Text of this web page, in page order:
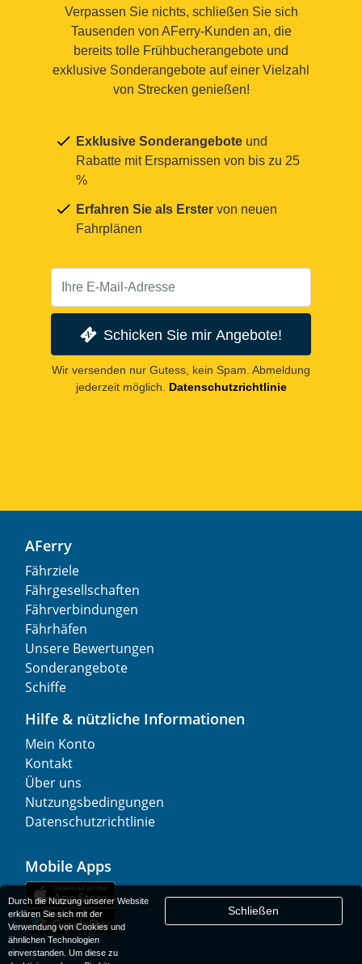
Verpassen Sie nichts, schließen Sie sich
Tausenden von AFerry-Kunden an, die
bereits tolle Frühbucherangebote und
exklusive Sonderangebote auf einer Vielzahl
von Strecken genießen!
Exklusive Sonderangebote und
Rabatte mit Ersparnissen von bis zu 25
%
Erfahren Sie als Erster von neuen
Fahrplänen
Schicken Sie mir Angebote!
Wir versenden nur Gutess, kein Spam. Abmeldung
jederzeit möglich.
Datenschutzrichtlinie
AFerry
Fährziele
Fährgesellschaften
Fährverbindungen
Fährhäfen
Unsere Bewertungen
Sonderangebote
Schiffe
Hilfe & nützliche Informationen
Mein Konto
Kontakt
Über uns
Nutzungsbedingungen
Datenschutzrichtlinie
Mobile Apps
Durch die Nutzung unserer Website
erklären Sie sich mit der
Verwendung von Cookies und
ähnlichen Technologien
einverstanden. Um diese zu
Schließen